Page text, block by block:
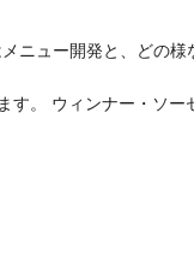
ニュー開発と、どの
。 ウィンナー・ソー